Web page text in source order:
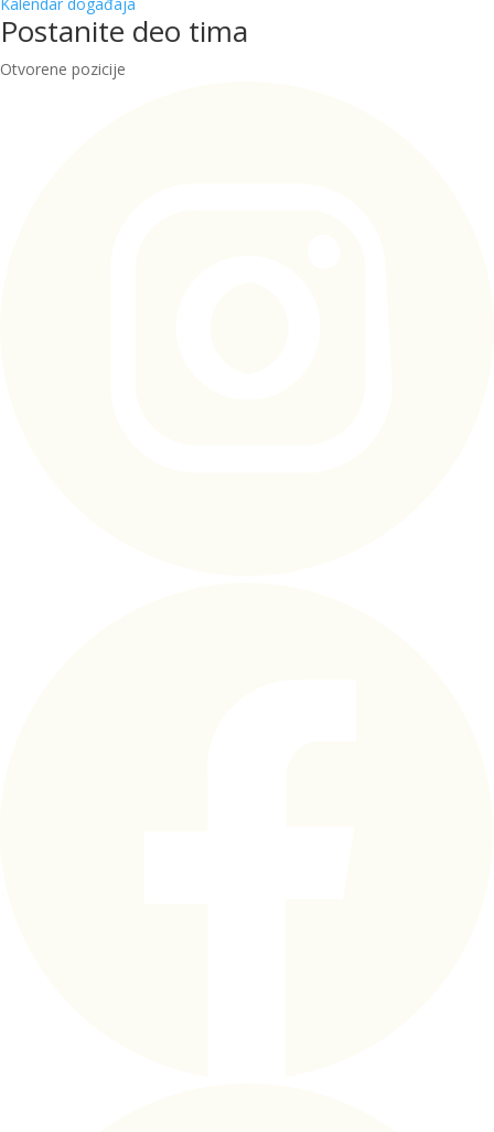
Postanite deo tima
Otvorene pozicije